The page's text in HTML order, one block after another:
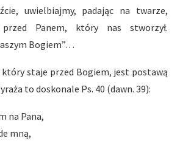
uwielbiajmy, padając na twarze,
Panem, który nas stworzył.
Bogiem”…
staje przed Bogiem, jest postawą
to doskonale Ps. 40 (dawn. 39):
na Pana,
mną,